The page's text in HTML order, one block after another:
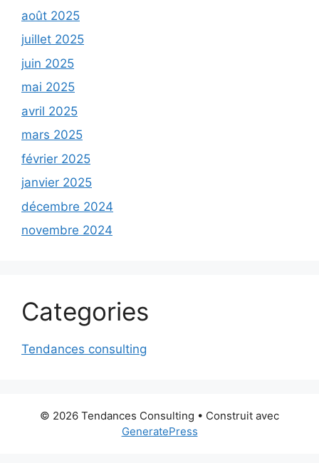
août 2025
juillet 2025
juin 2025
mai 2025
avril 2025
mars 2025
février 2025
janvier 2025
décembre 2024
novembre 2024
Categories
Tendances consulting
© 2026 Tendances Consulting • Construit avec
GeneratePress